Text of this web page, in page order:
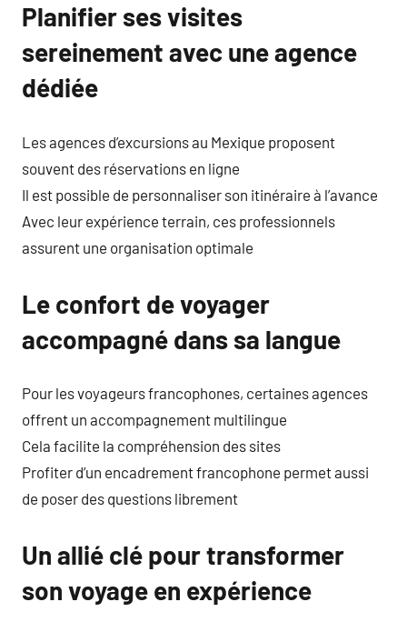
Planifier ses visites
sereinement avec une agence
dédiée
Les agences d’excursions au Mexique proposent
souvent des réservations en ligne
Il est possible de personnaliser son itinéraire à l’avance
Avec leur expérience terrain, ces professionnels
assurent une organisation optimale
Le confort de voyager
accompagné dans sa langue
Pour les voyageurs francophones, certaines agences
offrent un accompagnement multilingue
Cela facilite la compréhension des sites
Profiter d’un encadrement francophone permet aussi
de poser des questions librement
Un allié clé pour transformer
son voyage en expérience